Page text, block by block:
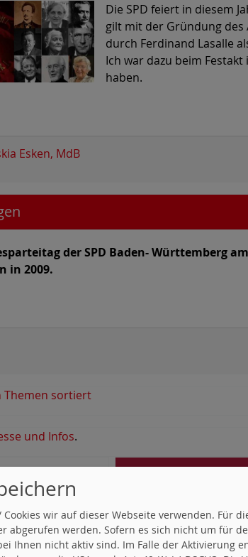
Die SPD feiert in diesem
gilt mit der Gründung
durch Ferdinand Lasalle
Ich war dazu beim
haben.
Esken, MdB
der SPD Baden- Württemberg
in 2009.
Themen sortiert
und Infos.
wir auf dieser Webseite verwenden. Für
abgerufen werden. Sofern es sich nicht um für
Ihnen nicht aktiv sind. Im Falle der